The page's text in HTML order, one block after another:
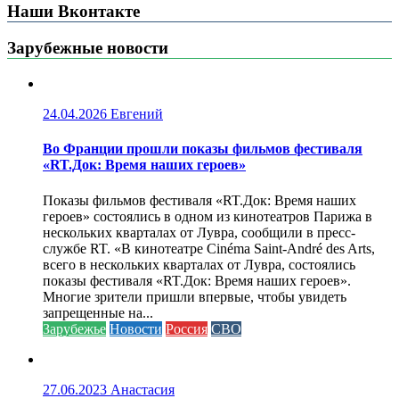
Наши Вконтакте
Зарубежные новости
24.04.2026 Евгений
Во Франции прошли показы фильмов фестиваля
«RT.Док: Время наших героев»
Показы фильмов фестиваля «RT.Док: Время наших
героев» состоялись в одном из кинотеатров Парижа в
нескольких кварталах от Лувра, сообщили в пресс-
службе RT. «В кинотеатре Cinéma Saint-André des Arts,
всего в нескольких кварталах от Лувра, состоялись
показы фестиваля «RT.Док: Время наших героев».
Многие зрители пришли впервые, чтобы увидеть
запрещенные на...
Зарубежье Новости Россия СВО
27.06.2023 Анастасия